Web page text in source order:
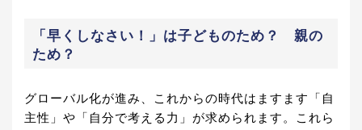
「早くしなさい！」は子どものため？ 親の
ため？
グローバル化が進み、これからの時代はますます「自
主性」や「自分で考える力」が求められます。これら